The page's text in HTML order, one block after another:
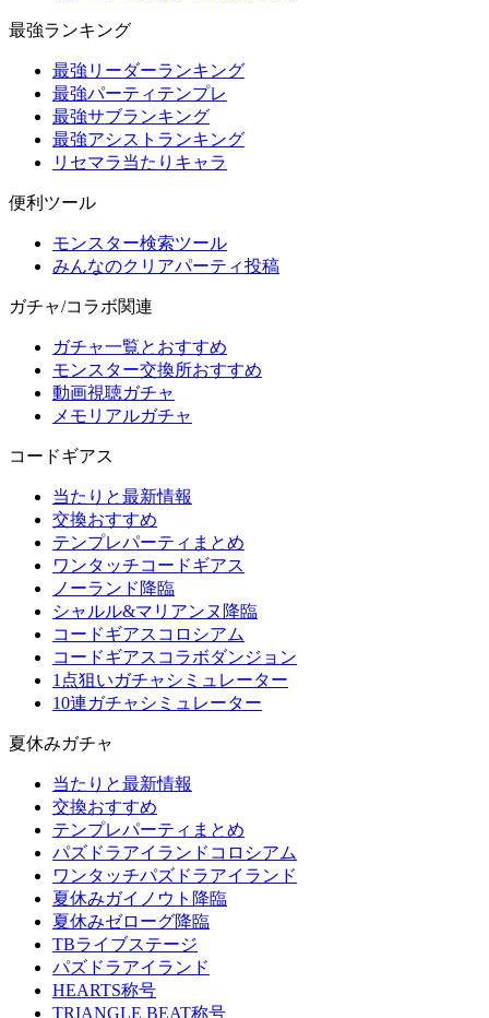
最強ランキング
最強リーダーランキング
最強パーティテンプレ
最強サブランキング
最強アシストランキング
リセマラ当たりキャラ
便利ツール
モンスター検索ツール
みんなのクリアパーティ投稿
ガチャ/コラボ関連
ガチャ一覧とおすすめ
モンスター交換所おすすめ
動画視聴ガチャ
メモリアルガチャ
コードギアス
当たりと最新情報
交換おすすめ
テンプレパーティまとめ
ワンタッチコードギアス
ノーランド降臨
シャルル&マリアンヌ降臨
コードギアスコロシアム
コードギアスコラボダンジョン
1点狙いガチャシミュレーター
10連ガチャシミュレーター
夏休みガチャ
当たりと最新情報
交換おすすめ
テンプレパーティまとめ
パズドラアイランドコロシアム
ワンタッチパズドラアイランド
夏休みガイノウト降臨
夏休みゼローグ降臨
TBライブステージ
パズドラアイランド
HEARTS称号
TRIANGLE BEAT称号